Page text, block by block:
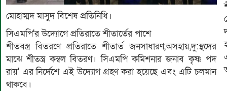
মোহাম্মদ মাসুদ বিশেষ প্রতিনিধি।
সিএমপি'র উদ্যােগে প্রতিরাতে শীতার্তের পাশে
শীতবস্ত্র বিতরণে প্রতিরাতে শীতার্ত জনসাধারণ,অসহায়,দু:স্থদের
মাঝে শীতস্ত্র কম্বল বিতরণ। সিএমপি কমিশনার জনাব কৃষ্ণ পদ
রায়' এর নির্দেশে এই উদ্যোগ গ্রহণ করা হয়েছে এবং এটি চলমান
থাকবে।